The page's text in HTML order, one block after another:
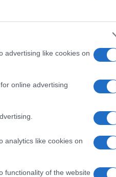
advertising like cookies on
online advertising
analytics like cookies on
functionality of the website